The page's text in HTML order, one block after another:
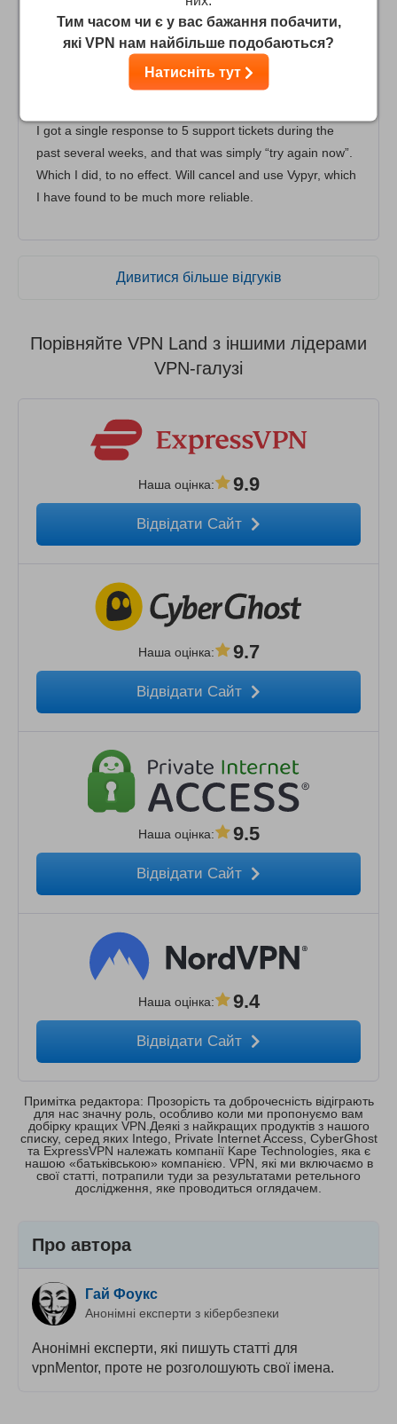
No customer service
Previously highly responsive, I have been unable to get a
reply this year and have been unable to access the UK
I got a single response to 5 support tickets during the
past several weeks, and that was simply “try again now”.
Which I did, to no effect. Will cancel and use Vypyr, which
I have found to be much more reliable.
Дивитися більше відгуків
Порівняйте VPN Land з іншими лідерами
VPN-галузі
Наша оцінка: 9.9
Відвідати Сайт
Наша оцінка: 9.7
Відвідати Сайт
Наша оцінка: 9.5
Відвідати Сайт
Наша оцінка: 9.4
Відвідати Сайт
Примітка редактора: Прозорість та доброчесність відіграють
для нас значну роль, особливо коли ми пропонуємо вам
добірку кращих VPN.Деякі з найкращих продуктів з нашого
списку, серед яких Intego, Private Internet Access, CyberGhost
та ExpressVPN належать компанії Kape Technologies, яка є
нашою «батьківською» компанією. VPN, які ми включаємо в
свої статті, потрапили туди за результатами ретельного
дослідження, яке проводиться оглядачем.
Про автора
Гай Фоукс
Анонімні експерти з кібербезпеки
Анонімні експерти, які пишуть статті для
vpnMentor, проте не розголошують свої імена.
Тим часом чи є у вас бажання побачити,
які VPN нам найбільше подобаються?
Натисніть тут